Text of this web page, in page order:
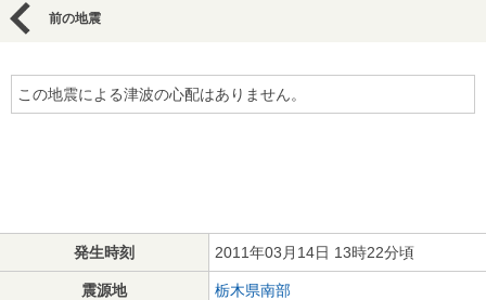
前の地震
この地震による津波の心配はありません。
発生時刻 2011年03月14日 13時22分頃
震源地 栃木県南部